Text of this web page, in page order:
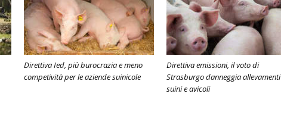
Direttiva Ied, più burocrazia e meno
competività per le aziende suinicole
Direttiva emissioni, il voto di
Strasburgo danneggia allevamenti
suini e avicoli